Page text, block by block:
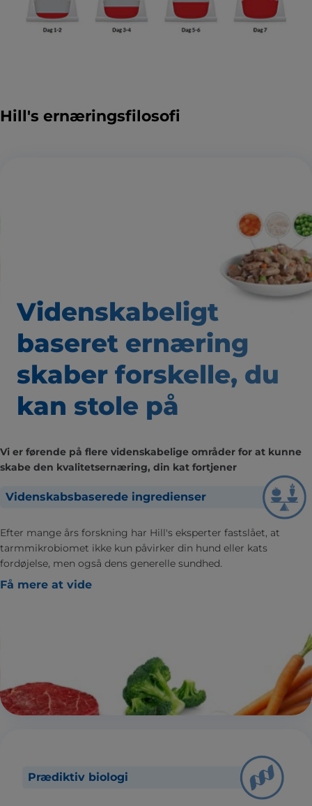
Hill's ernæringsfilosofi
Videnskabeligt
baseret ernæring
skaber forskelle, du
kan stole på
Vi er førende på flere videnskabelige områder for at kunne
skabe den kvalitetsernæring, din kat fortjener
Videnskabsbaserede ingredienser
Efter mange års forskning har Hill's eksperter fastslået, at
tarmmikrobiomet ikke kun påvirker din hund eller kats
fordøjelse, men også dens generelle sundhed.
Få mere at vide
Prædiktiv biologi